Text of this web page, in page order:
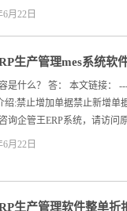
月22日
生产管理mes系统软
方法
是什么？ 答： 本文链接：
绍:禁止增加单据禁止新增
询企管王ERP系统，请访问
月22日
生产管理软件整单折